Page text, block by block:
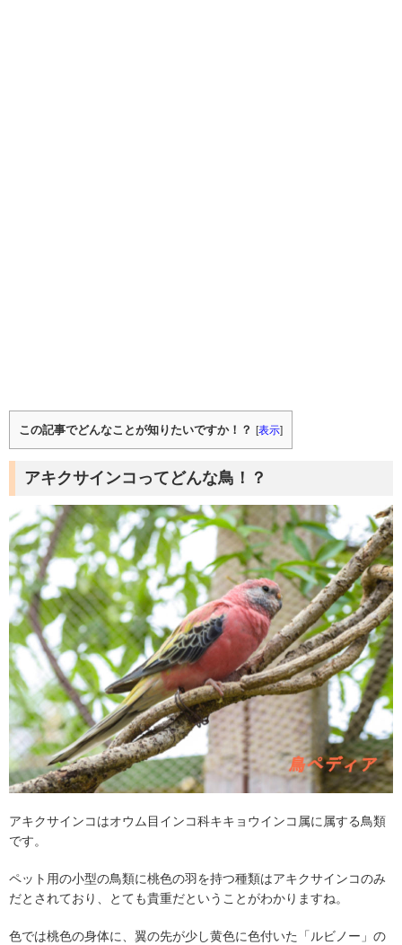
この記事でどんなことが知りたいですか！？ [表示]
アキクサインコってどんな鳥！？
アキクサインコはオウム目インコ科キキョウインコ属に属する鳥類
です。
ペット用の小型の鳥類に桃色の羽を持つ種類はアキクサインコのみ
だとされており、とても貴重だということがわかりますね。
色では桃色の身体に、翼の先が少し黄色に色付いた「ルビノー」の